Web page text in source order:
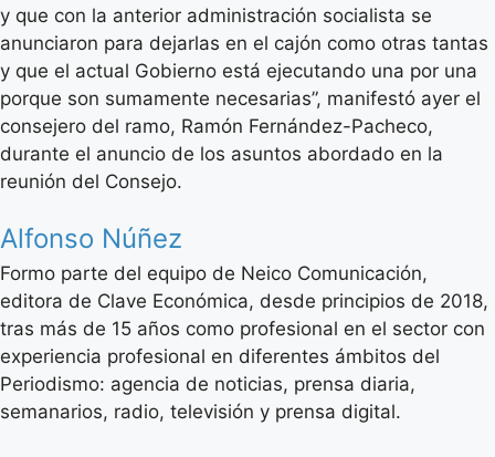
y que con la anterior administración socialista se
anunciaron para dejarlas en el cajón como otras tantas
y que el actual Gobierno está ejecutando una por una
porque son sumamente necesarias”, manifestó ayer el
consejero del ramo, Ramón Fernández-Pacheco,
durante el anuncio de los asuntos abordado en la
reunión del Consejo.
Alfonso Núñez
Formo parte del equipo de Neico Comunicación,
editora de Clave Económica, desde principios de 2018,
tras más de 15 años como profesional en el sector con
experiencia profesional en diferentes ámbitos del
Periodismo: agencia de noticias, prensa diaria,
semanarios, radio, televisión y prensa digital.